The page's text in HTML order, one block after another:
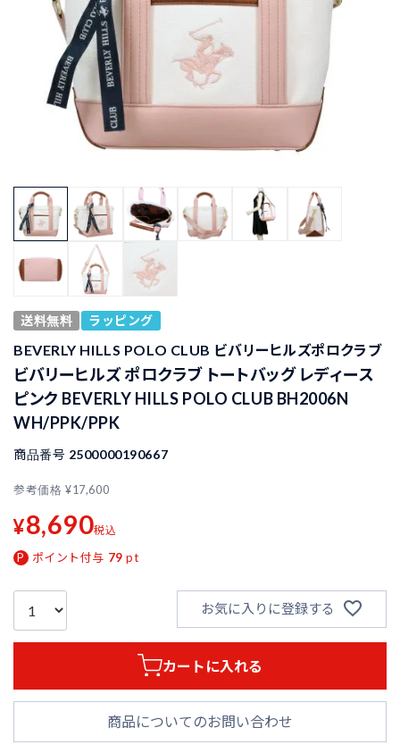
送料無料 ラッピング
BEVERLY HILLS POLO CLUB ビバリーヒルズポロクラブ
ビバリーヒルズ ポロクラブ トートバッグ レディース
ピンク BEVERLY HILLS POLO CLUB BH2006N
WH/PPK/PPK
商品番号 2500000190667
参考価格 ¥17,600
¥8,690税込
ポイント付与 79 pt
お気に入りに登録する
カートに入れる
商品についてのお問い合わせ